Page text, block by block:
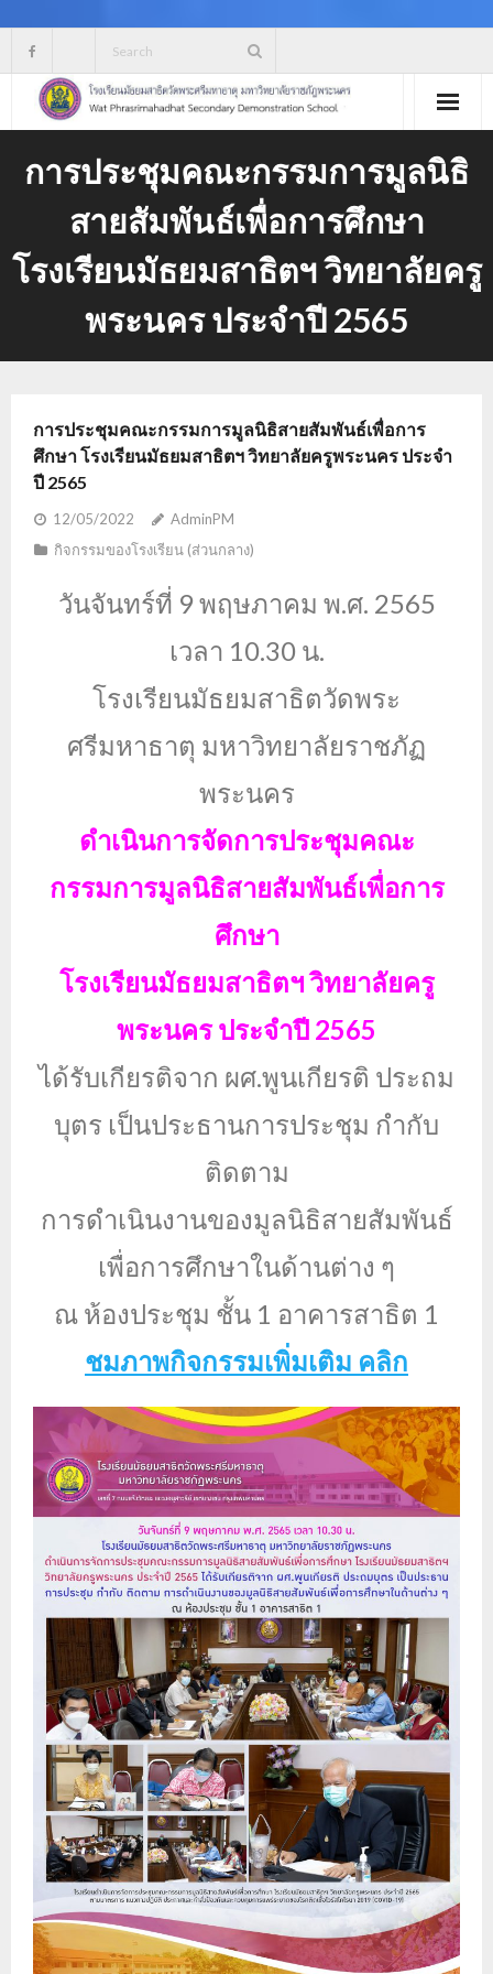
content
การประชุมคณะกรรมการมูลนิธิ
สายสัมพันธ์เพื่อการศึกษา
โรงเรียนมัธยมสาธิตฯ วิทยาลัยครู
พระนคร ประจำปี 2565
การประชุมคณะกรรมการมูลนิธิสายสัมพันธ์เพื่อการ
ศึกษา โรงเรียนมัธยมสาธิตฯ วิทยาลัยครูพระนคร ประจำ
ปี 2565
12/05/2022
AdminPM
กิจกรรมของโรงเรียน (ส่วนกลาง)
วันจันทร์ที่ 9 พฤษภาคม พ.ศ. 2565
เวลา 10.30 น.
โรงเรียนมัธยมสาธิตวัดพระ
ศรีมหาธาตุ มหาวิทยาลัยราชภัฏ
พระนคร
ดำเนินการจัดการประชุมคณะ
กรรมการมูลนิธิสายสัมพันธ์เพื่อการ
ศึกษา
โรงเรียนมัธยมสาธิตฯ วิทยาลัยครู
พระนคร ประจำปี 2565
ได้รับเกียรติจาก ผศ.พูนเกียรติ ประถม
บุตร เป็นประธานการประชุม กำกับ
ติดตาม
การดำเนินงานของมูลนิธิสายสัมพันธ์
เพื่อการศึกษาในด้านต่าง ๆ
ณ ห้องประชุม ชั้น 1 อาคารสาธิต 1
ชมภาพกิจกรรมเพิ่มเติม คลิก